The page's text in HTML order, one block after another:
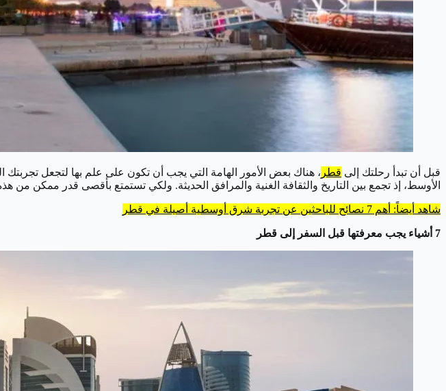
قبل أن تبدأ رحلتك إلى قطر ، هناك بعض الأمور الهامة التي يجب أن تكون على علم بها لتجعل
الأوسط، إذ تجمع بين التاريخ والثقافة الغنية والمرافق الحديثة. ولكي تستمتع بأقصى قدر ممكن
شاهد أيضاً: أهم 7 نصائح للباحثين عن تجربة شرق أوسطية أصيلة في قطر
7 أشياء يجب معرفتها قبل السفر إلى قطر